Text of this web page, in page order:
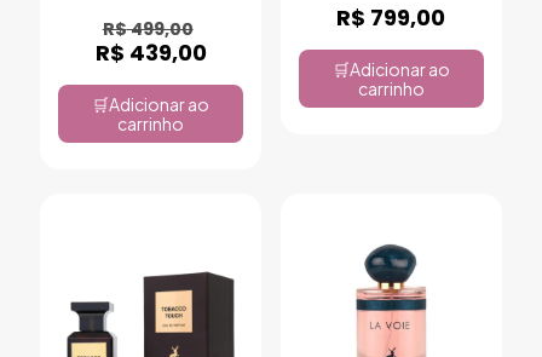
R$499,00
R$ 439,00
Adicionar ao
carrinho
R$ 799,00
Adicionar ao
carrinho